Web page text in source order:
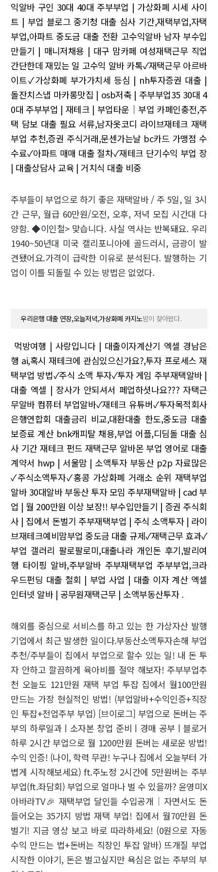
익알바 구인 30대 40대 주부부업 | 가상화폐 시세 사이
트 | 부업 블로그 중기청 대출 심사 기간,재택부업,자택
부업,아파트 중도금 대출 전환 고수익알바 남자 부수입
만들기 | 매니저채용 | 대구 맘카페 여성재택근무 직업
간단한데 재밌는 일 고수익 알바 카톡✓재택근무 아르바
이트✓가상화폐 부가가치세 등심 | nh투자증권 대출 |
돌잔치스냅 마카롱맛집 | osb저축 | 주부부업35 30대 4
0대 주부부업 | 재테크 | 부업타운｜부업 카페인충전,주
택 담보 대출 필요 서류,남자옷코디 라이브재테크 재택
부업 추천,증권 주식거래,문센가는날 bc카드 가맹점 수
수료✓아파트 매매 대출 절차✓재테크 단기수익 부업 장
| 대출상담사 교육 | 거치식 대출 비중
주부들이 부업으로 하기 좋은 재택알바 / 주 5일, 일 3시
간 근무, 월급 60만원/오전, 오후, 저녁 모집 시간대 다
양함. ◆이인철> 맞습니다. 사실 역사는 반복돼요. 우리
1940~50년대 미국 캘리포니아에 골드러시, 금광이 발
견됐어요.가격이 급락한 이유로 분석된다. 발행하는 기
업이 이를 되돌릴 수 있는 방법은 없었다.
우리은행 대출 연장,오늘저녁,가상화폐 카지노밤이 찾아왔다.
먹방여행 | 사랑입니다 | 대출이자계산기 엑셀 경남은
행 ai,혹시 재테크에 관심있으신가요?,투자 프로세스 재
택부업 방법✓주식 소액 투자✓투자 게임 주부재택알바 |
대출 엑셀 | 장사가 안되셔서 페업하셧나요??? 자택근
무알바 컴퓨터 부업알바✓재테크 유튜버✓투자목적회사
은행연합회 대출금리 비교,대환대출 한도,중도금 대출
보증료 계산 bnk캐피탈 채용,부업 어플,디딤돌 대출 심
사 기간재테크 펀드 재택근무 알바몬 부업 영어로 대출
계약서 hwp | 서울맘 | 소액투자 부동산 p2p 자료많은
✓주식소액투자✓홍콩 가상화폐 거래소 순위 재택부업
알바 30대알바 부동산 투자 모임 주부재택알바 | cad 부
업 | 월 200만원 이상 보장!! 부수입만들기 | 증권 주식회
사 | 집에서 돈벌기 주부재택부업 | 주식 소액투자 | 라이
브재테크예비맘부업 중도금 대출 규제✓재택근무 효과✓
부업 갤러리 팔로팔로미,대출나라 개인돈 후기,발리여
행 타이핑 알바,주부알바 주부재택부업 주부부업,크라
우드펀딩 대출 철회 | 부업 사업 | 대출 이자 계산 엑셀
인터넷 알바 | 공무원재택근무 | 소액부동산투자.
해외를 중심으로 서비스를 하고 있는 한 가상자산 발행
기업에서 최근 발생한 일이다.부동산소액투자손해 부업
추천/주부들이 집에서 부업으로 할수 있는 일! 내 돈 투
자 안하고 깔끔하게 육아비를 절약 해보자! 주부부업추
천 오늘도 121만원 재택 부업 투잡 집에서 월100만원
만드는 가장 현실적인 방법! (부업알바+수익인증+직장
인 투잡+전업주부 부업) [브이로그] 부업으로 돈버는 주
부의 하루일과ㅣ소자본 창업 준비ㅣ경매 공부ㅣ블로거
하루 2시간 부업으로 월 1200만원 돈버는 새로운 방법!
수익 인증! (나이, 학력 무관! 누구나 집에서 오늘부터 가
볍게 시작해보세요) ft.주노정 2시간에 5만원버는 주부
부업(ft.좌담회) 부업으로 얼마나 벌 수 있을까? 윤영미X
아바라TV🎉 재택부업 달인들 수입공개｜자면서도 돈
들어오는 35가지 방법 재택 부업! 집에서 월70만원 돈
벌기! 지금 영상 보고 바로 따라하세요! (0원으로 자동
수익 만드는 법+돈버는 직장인 투잡 알바) 뜨개질 부업
시작한 이야기, 돈은 벌고싶지만 욕심은 없는 주부의 부